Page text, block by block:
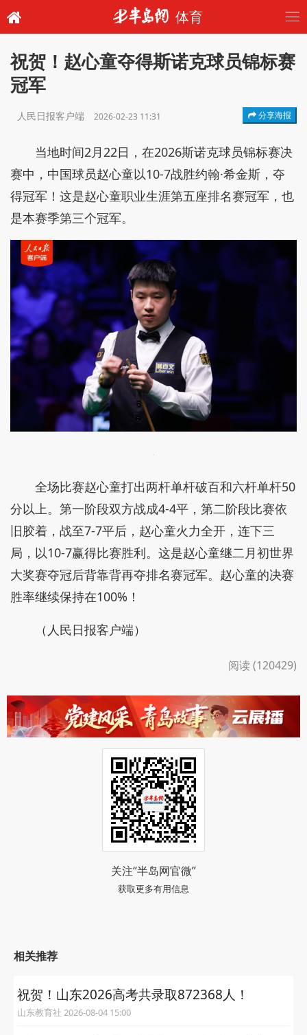
体育
祝贺！赵心童夺得斯诺克球员锦标赛
冠军
人民日报客户端 2026-02-23 11:31 分享海报
当地时间2月22日，在2026斯诺克球员锦标赛决
赛中，中国球员赵心童以10-7战胜约翰·希金斯，夺
得冠军！这是赵心童职业生涯第五座排名赛冠军，也
是本赛季第三个冠军。
全场比赛赵心童打出两杆单杆破百和六杆单杆50
分以上。第一阶段双方战成4-4平，第二阶段比赛依
旧胶着，战至7-7平后，赵心童火力全开，连下三
局，以10-7赢得比赛胜利。这是赵心童继二月初世界
大奖赛夺冠后背靠背再夺排名赛冠军。赵心童的决赛
胜率继续保持在100%！
（人民日报客户端）
阅读 (120429)
关注“半岛网官微”
获取更多有用信息
相关推荐
祝贺！山东2026高考共录取872368人！
山东教育社 2026-08-04 15:00